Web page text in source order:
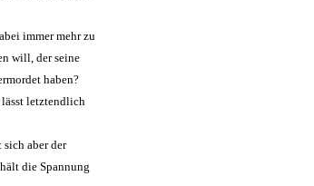
immer mehr zu
will, der seine
haben?
lässt letztendlich
sich aber der
die Spannung